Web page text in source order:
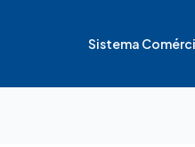
Sistema